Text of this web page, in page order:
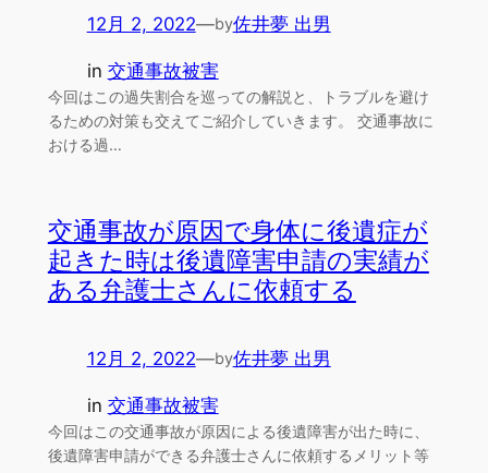
12月 2, 2022—by佐井夢 出男
in 交通事故被害
今回はこの過失割合を巡っての解説と、トラブルを避け
るための対策も交えてご紹介していきます。 交通事故に
おける過…
交通事故が原因で身体に後遺症が
起きた時は後遺障害申請の実績が
ある弁護士さんに依頼する
12月 2, 2022—by佐井夢 出男
in 交通事故被害
今回はこの交通事故が原因による後遺障害が出た時に、
後遺障害申請ができる弁護士さんに依頼するメリット等